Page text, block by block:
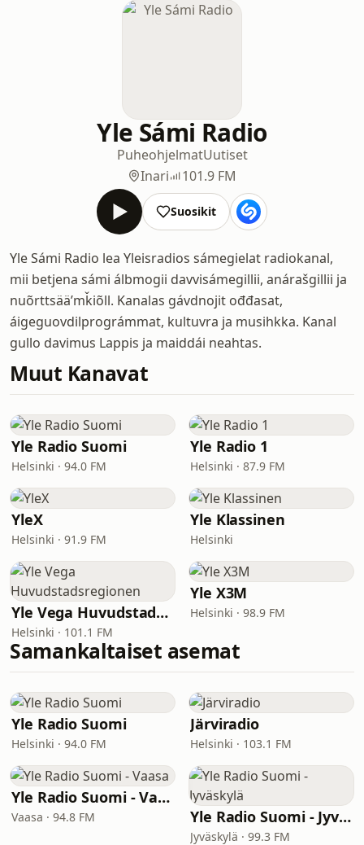
Yle Sámi Radio
PuheohjelmatUutiset
Inari
101.9 FM
Suosikit
Yle Sámi Radio lea Yleisradios sámegielat radiokanal,
mii betjena sámi álbmogii davvisámegillii, anárašgillii ja
nuõrttsääʹmǩiõll. Kanalas gávdnojit ođđasat,
áigeguovdilprográmmat, kultuvra ja musihkka. Kanal
gullo davimus Lappis ja maiddái neahtas.
Muut Kanavat
Yle Radio Suomi
Helsinki · 94.0 FM
Yle Radio 1
Helsinki · 87.9 FM
YleX
Helsinki · 91.9 FM
Yle Klassinen
Helsinki
Yle Vega Huvudstadsregionen
Helsinki · 101.1 FM
Yle X3M
Helsinki · 98.9 FM
Samankaltaiset asemat
Yle Radio Suomi
Helsinki · 94.0 FM
Järviradio
Helsinki · 103.1 FM
Yle Radio Suomi - Vaasa
Vaasa · 94.8 FM Yle Radio Suomi - Jyväskylä
Jyväskylä · 99.3 FM